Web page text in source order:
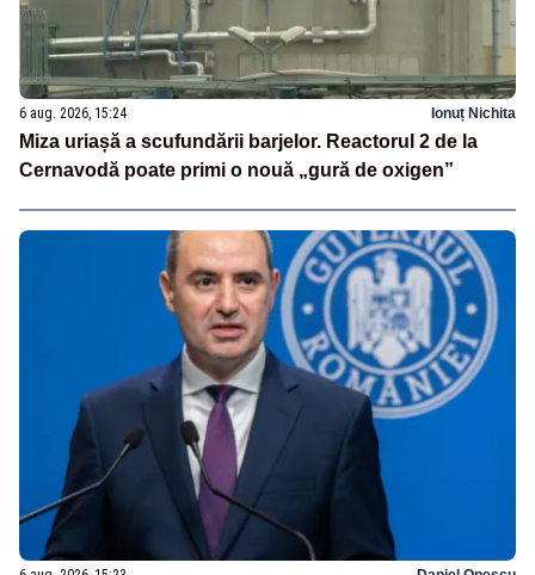
6 aug. 2026, 15:24 Ionuț Nichita
Miza uriașă a scufundării barjelor. Reactorul 2 de la
Cernavodă poate primi o nouă „gură de oxigen”